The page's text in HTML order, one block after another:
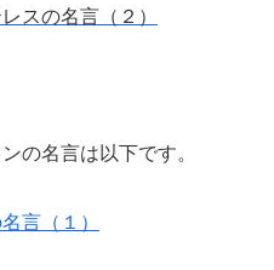
スの名言（２）
の名言は以下です。
言（１）